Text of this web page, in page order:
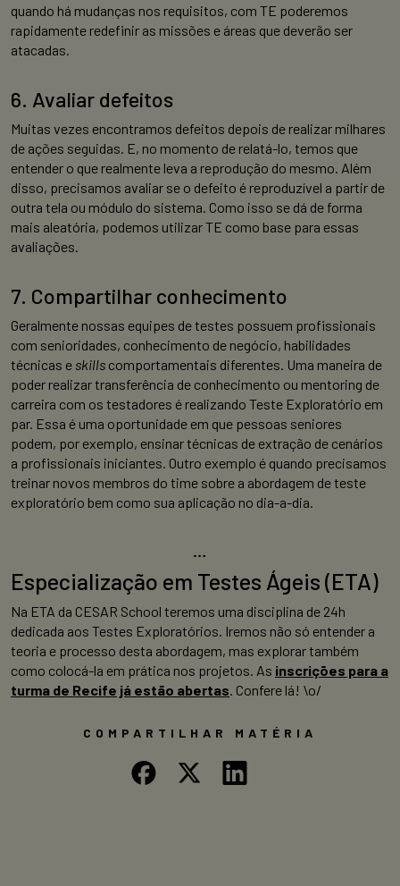
quando há mudanças nos requisitos, com TE poderemos
rapidamente redefinir as missões e áreas que deverão ser
atacadas.
6. Avaliar defeitos
Muitas vezes encontramos defeitos depois de realizar milhares
de ações seguidas. E, no momento de relatá-lo, temos que
entender o que realmente leva a reprodução do mesmo. Além
disso, precisamos avaliar se o defeito é reproduzível a partir de
outra tela ou módulo do sistema. Como isso se dá de forma
mais aleatória, podemos utilizar TE como base para essas
avaliações.
7. Compartilhar conhecimento
Geralmente nossas equipes de testes possuem profissionais
com senioridades, conhecimento de negócio, habilidades
técnicas e skills comportamentais diferentes. Uma maneira de
poder realizar transferência de conhecimento ou mentoring de
carreira com os testadores é realizando Teste Exploratório em
par. Essa é uma oportunidade em que pessoas seniores
podem, por exemplo, ensinar técnicas de extração de cenários
a profissionais iniciantes. Outro exemplo é quando precisamos
treinar novos membros do time sobre a abordagem de teste
exploratório bem como sua aplicação no dia-a-dia.
…
Especialização em Testes Ágeis (ETA)
Na ETA da CESAR School teremos uma disciplina de 24h
dedicada aos Testes Exploratórios. Iremos não só entender a
teoria e processo desta abordagem, mas explorar também
como colocá-la em prática nos projetos. As inscrições para a
turma de Recife já estão abertas. Confere lá! \o/
COMPARTILHAR MATÉRIA